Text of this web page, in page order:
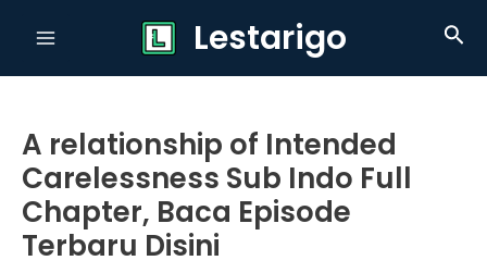
Lestarigo
A relationship of Intended
Carelessness Sub Indo Full
Chapter, Baca Episode
Terbaru Disini